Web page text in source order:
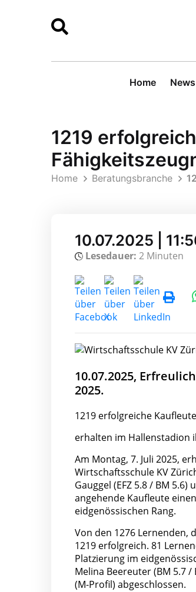
Home News
1219
Home Beratungsbranche
10.07.2025 |
Lesedauer: 2 Minuten
10.07.2025,
2025.
1219 erfolgreiche
erhalten im Hallenstadion
Am Montag, 7. Juli 2025,
Wirtschaftsschule KV
Gauggel (EFZ 5.8 / BM
angehende Kaufleute
eidgenössischen Rang.
Von den 1276 Lernenden,
1219 erfolgreich. 81
Platzierung im
Melina Beereuter (BM 5.7
(M-Profil) abgeschlossen.